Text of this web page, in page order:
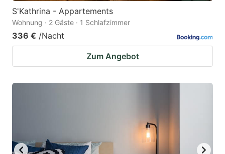
S'Kathrina - Appartements
Wohnung · 2 Gäste · 1 Schlafzimmer
336 € /Nacht
Zum Angebot